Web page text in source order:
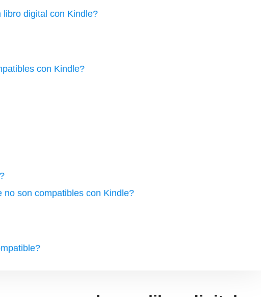
digital con Kindle?
con Kindle?
son compatibles con Kindle?